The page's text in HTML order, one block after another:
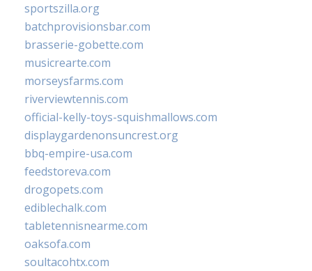
sportszilla.org
batchprovisionsbar.com
brasserie-gobette.com
musicrearte.com
morseysfarms.com
riverviewtennis.com
official-kelly-toys-squishmallows.com
displaygardenonsuncrest.org
bbq-empire-usa.com
feedstoreva.com
drogopets.com
ediblechalk.com
tabletennisnearme.com
oaksofa.com
soultacohtx.com